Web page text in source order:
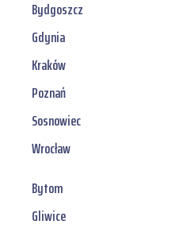
Bydgoszcz
Gdynia
Kraków
Poznań
Sosnowiec
Wrocław
Bytom
Gliwice